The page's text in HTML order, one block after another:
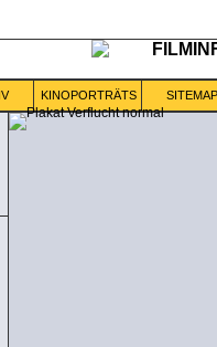
KINOPORTRÄTS SITEMAP